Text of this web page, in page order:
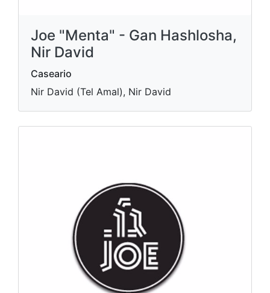
Joe "Menta" - Gan Hashlosha,
Nir David
Caseario
Nir David (Tel Amal), Nir David